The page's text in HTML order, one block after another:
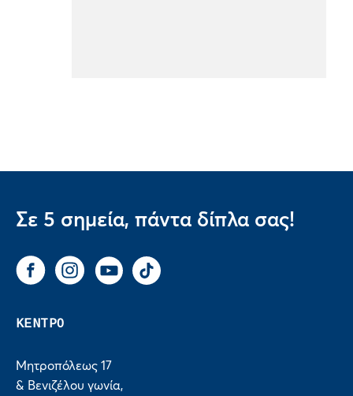
Σε 5 σημεία, πάντα δίπλα σας!
FacebookInstagram
You Tube Tik Tok
ΚΕΝΤΡΟ
Μητροπόλεως 17
& Βενιζέλου γωνία,